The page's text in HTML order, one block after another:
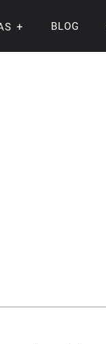
BLOG